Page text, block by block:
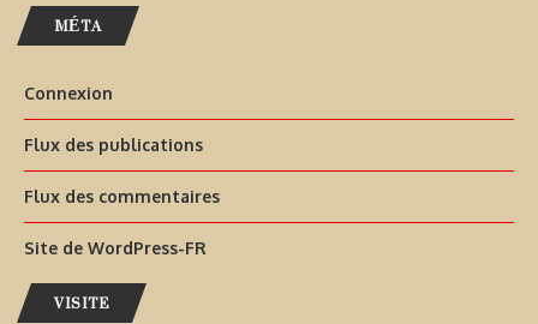
MÉTA
Connexion
Flux des publications
Flux des commentaires
Site de WordPress-FR
VISITE